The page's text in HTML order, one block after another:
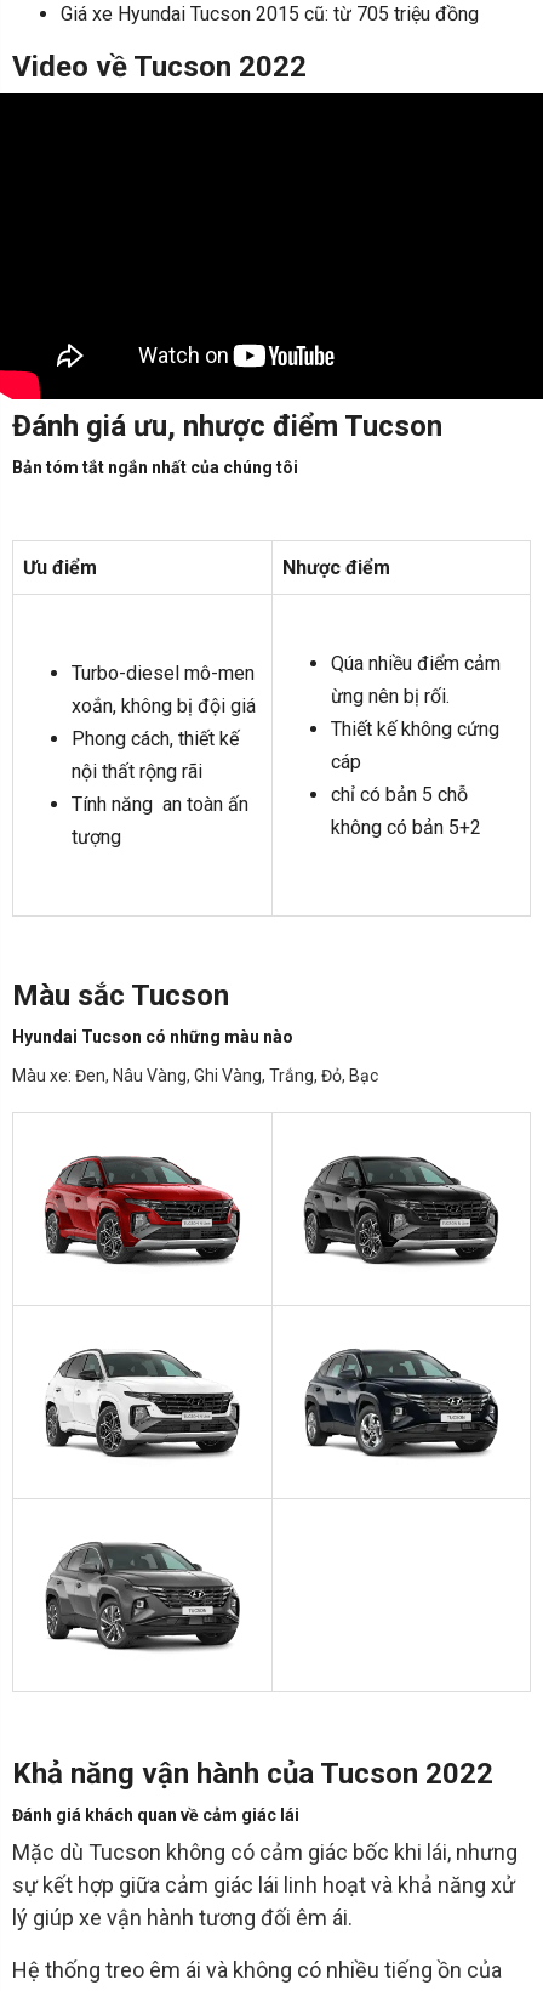
Giá xe Hyundai Tucson 2015 cũ: từ 705 triệu đồng
Video về Tucson 2022
Đánh giá ưu, nhược điểm Tucson
Bản tóm tắt ngắn nhất của chúng tôi
Ưu điểm Nhược điểm
Turbo-diesel mô-men
xoắn, không bị đội giá
Phong cách, thiết kế
nội thất rộng rãi
Tính năng an toàn ấn
tượng
Qúa nhiều điểm cảm
ừng nên bị rối.
Thiết kế không cứng
cáp
chỉ có bản 5 chỗ
không có bản 5+2
Màu sắc Tucson
Hyundai Tucson có những màu nào
Màu xe: Đen, Nâu Vàng, Ghi Vàng, Trắng, Đỏ, Bạc
Khả năng vận hành của Tucson 2022
Đánh giá khách quan về cảm giác lái
Mặc dù Tucson không có cảm giác bốc khi lái, nhưng
sự kết hợp giữa cảm giác lái linh hoạt và khả năng xử
lý giúp xe vận hành tương đối êm ái.
Hệ thống treo êm ái và không có nhiều tiếng ồn của